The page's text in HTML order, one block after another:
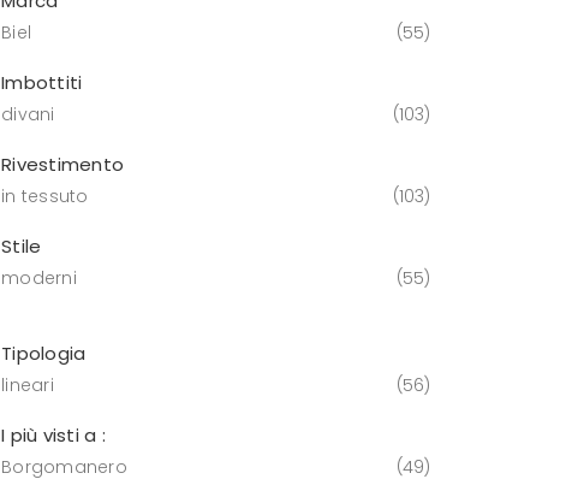
Biel 55
Imbottiti
divani 103
Rivestimento
in tessuto 103
Stile
moderni 55
Tipologia
lineari 56
I più visti a :
Borgomanero
49